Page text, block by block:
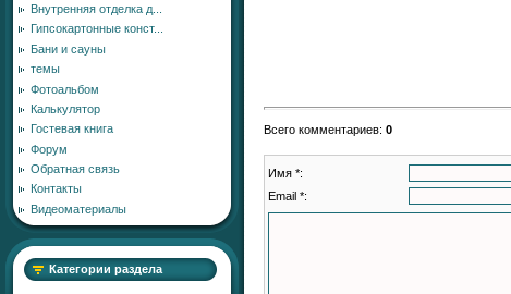
Внутренняя отделка д...
Гипсокартонные конст...
Бани и сауны
темы
Фотоальбом
Калькулятор
Гостевая книга
Форум
Обратная связь
Контакты
Видеоматериалы
Категории раздела
Всего комментариев: 0
Имя *:
Email *: